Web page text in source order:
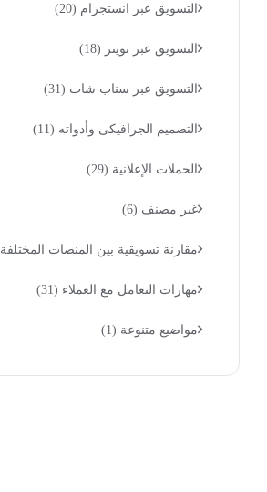
التسويق عبر انستجرام (20)
التسويق عبر تويتر (18)
التسويق عبر سناب شات (31)
التصميم الجرافيكى وأدواته (11)
الحملات الإعلانية (29)
غير مصنف (6)
مقارنة تسويقية بين المنصات المختلفة
مهارات التعامل مع العملاء (31)
مواضيع متنوعة (1)